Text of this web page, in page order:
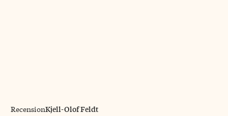
RecensionKjell-Olof Feldt